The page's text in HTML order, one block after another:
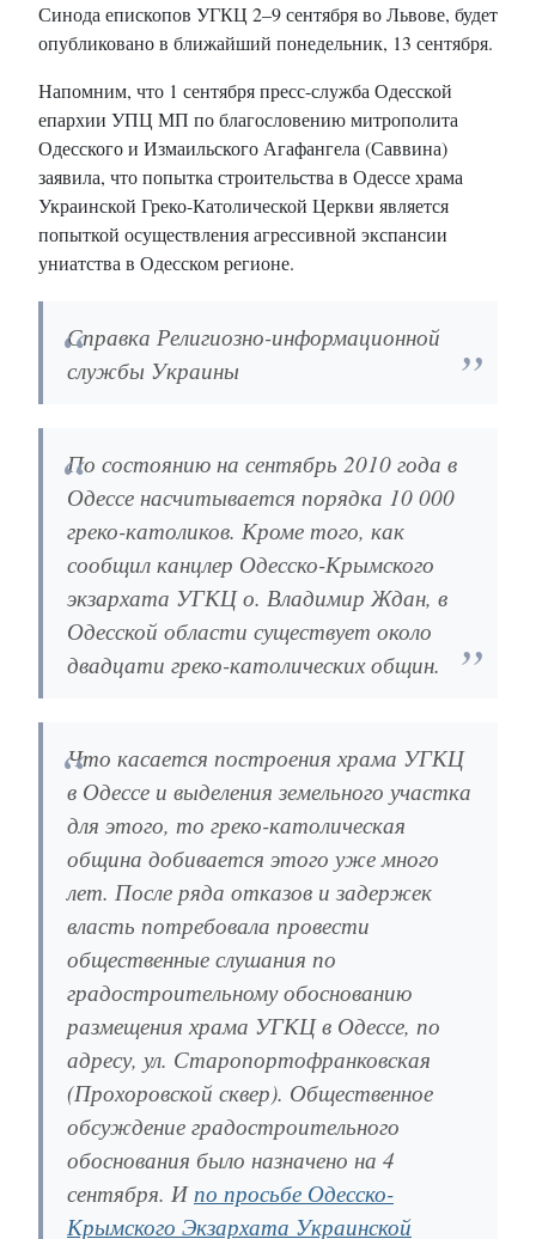
Синода епископов УГКЦ 2–9 сентября во Львове, будет
опубликовано в ближайший понедельник, 13 сентября.
Напомним, что 1 сентября пресс-служба Одесской
епархии УПЦ МП по благословению митрополита
Одесского и Измаильского Агафангела (Саввина)
заявила, что попытка строительства в Одессе храма
Украинской Греко-Католической Церкви является
попыткой осуществления агрессивной экспансии
униатства в Одесском регионе.
Справка Религиозно-информационной
службы Украины
По состоянию на сентябрь 2010 года в
Одессе насчитывается порядка 10 000
греко-католиков. Кроме того, как
сообщил канцлер Одесско-Крымского
экзархата УГКЦ о. Владимир Ждан, в
Одесской области существует около
двадцати греко-католических общин.
Что касается построения храма УГКЦ
в Одессе и выделения земельного участка
для этого, то греко-католическая
община добивается этого уже много
лет. После ряда отказов и задержек
власть потребовала провести
общественные слушания по
градостроительному обоснованию
размещения храма УГКЦ в Одессе, по
адресу, ул. Старопортофранковская
(Прохоровской сквер). Общественное
обсуждение градостроительного
обоснования было назначено на 4
сентября. Ипо просьбе Одесско-
Крымского Экзархата Украинской